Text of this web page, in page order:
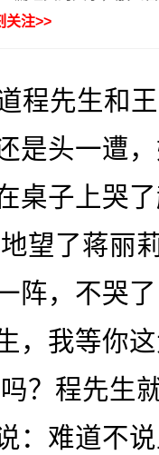
关注>>
程先生和
是头一遭
桌子上哭
望了蒋丽
阵，不哭
，我等你
？程先生
：难道不